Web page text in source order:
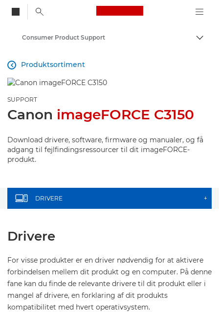
Canon Logo, back
Skift
Consumer Product Support
Produktsortiment

SUPPORT
Canon imageFORCE C3150
Download drivere, software, firmware og manualer, og få
adgang til fejlfindingsressourcer til dit imageFORCE-
produkt.
DRIVERE +
Drivere
For visse produkter er en driver nødvendig for at aktivere
forbindelsen mellem dit produkt og en computer. På denne
fane kan du finde de relevante drivere til dit produkt eller i
mangel af drivere, en forklaring af dit produkts
kompatibilitet med hvert operativsystem.